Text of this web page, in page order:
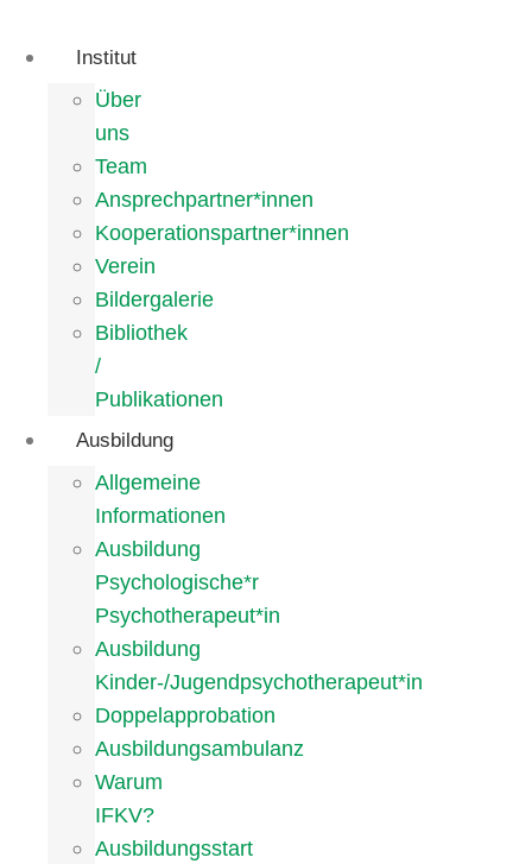
Inhalt
Institut
Über
uns
Team
Ansprechpartner*innen
Kooperationspartner*innen
Verein
Bildergalerie
Bibliothek
/
Publikationen
Ausbildung
Allgemeine
Informationen
Ausbildung
Psychologische*r
Psychotherapeut*in
Ausbildung
Kinder-/Jugendpsychotherapeut*in
Doppelapprobation
Ausbildungsambulanz
Warum
IFKV?
Ausbildungsstart